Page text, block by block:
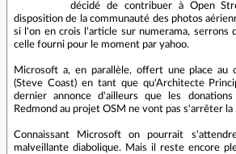
décidé de contribuer à Open
disposition de la communauté des photos
si l'on en crois l'article sur numerama, serrons
celle fourni pour le moment par yahoo.
Microsoft a, en parallèle, offert une place au
(Steve Coast) en tant que qu'Architecte
dernier annonce d'ailleurs que les
Redmond au projet OSM ne vont pas s'arrêter la
Connaissant Microsoft on pourrait
malveillante diabolique. Mais il reste encore